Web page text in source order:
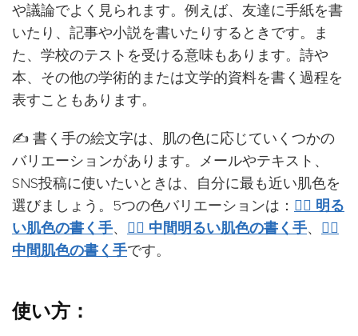
や議論でよく見られます。例えば、友達に手紙を書
いたり、記事や小説を書いたりするときです。ま
た、学校のテストを受ける意味もあります。詩や
本、その他の学術的または文学的資料を書く過程を
表すこともあります。
✍️ 書く手の絵文字は、肌の色に応じていくつかの
バリエーションがあります。メールやテキスト、
SNS投稿に使いたいときは、自分に最も近い肌色を
選びましょう。5つの色バリエーションは： ✍🏻 明る
い肌色の書く手、 ✍🏼 中間明るい肌色の書く手、 ✍🏽
中間肌色の書く手です。
使い方：